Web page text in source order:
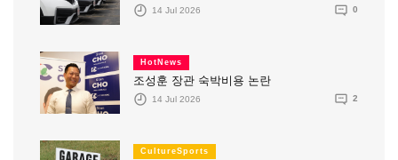
14 Jul 2026 0
HotNews
조성훈 장관 숙박비용 논란
14 Jul 2026 2
CultureSports